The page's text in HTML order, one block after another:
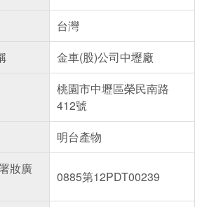
台灣
金車(股)公司中壢廠
桃園市中壢區榮民南路
412號
明台產物
妝廣
0885第12PDT00239